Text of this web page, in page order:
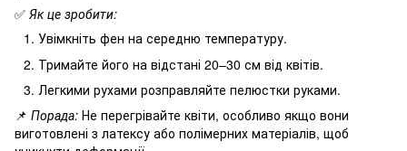
✅ Як це зробити:
Увімкніть фен на середню температуру.
Тримайте його на відстані 20–30 см від квітів.
Легкими рухами розправляйте пелюстки руками.
📌 Порада: Не перегрівайте квіти, особливо якщо вони
виготовлені з латексу або полімерних матеріалів, щоб